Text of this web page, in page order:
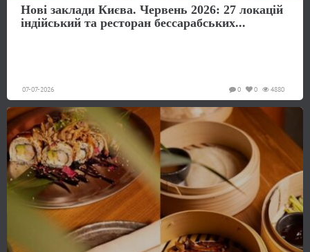
Нові заклади Києва. Червень 2026: 27 локацій
індійський та ресторан бессарабських...
07-07-2026 4880
0
0